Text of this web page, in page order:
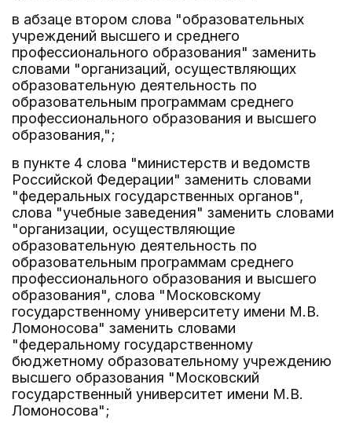
в абзаце втором слова "образовательных
учреждений высшего и среднего
профессионального образования" заменить
словами "организаций, осуществляющих
образовательную деятельность по
образовательным программам среднего
профессионального образования и высшего
образования,";
в пункте 4 слова "министерств и ведомств
Российской Федерации" заменить словами
"федеральных государственных органов",
слова "учебные заведения" заменить словами
"организации, осуществляющие
образовательную деятельность по
образовательным программам среднего
профессионального образования и высшего
образования", слова "Московскому
государственному университету имени М.В.
Ломоносова" заменить словами
"федеральному государственному
бюджетному образовательному учреждению
высшего образования "Московский
государственный университет имени М.В.
Ломоносова";